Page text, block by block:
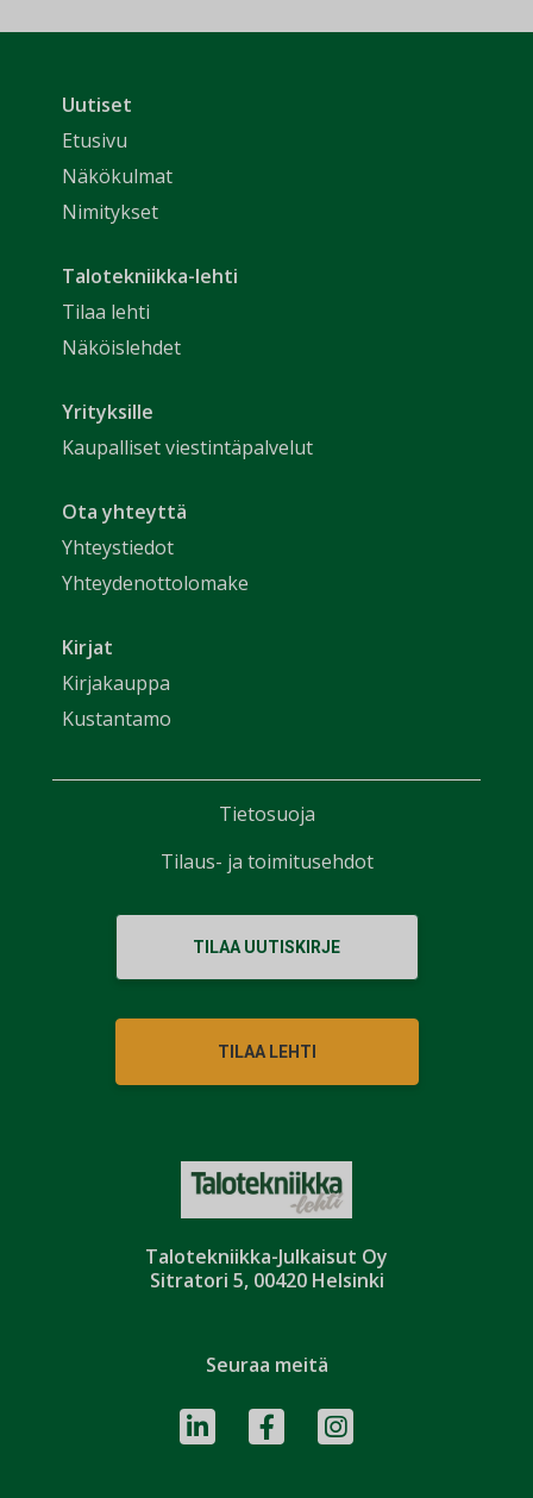
Talotekniikka-Julkaisut Oy
Sitratori 5, 00420 Helsinki
Uutiset
Etusivu
Näkökulmat
Nimitykset
Talotekniikka-lehti
Tilaa lehti
Näköislehdet
Yrityksille
Kaupalliset viestintäpalvelut
Ota yhteyttä
Yhteystiedot
Yhteydenottolomake
Kirjat
Kirjakauppa
Kustantamo
TILAA UUTISKIRJE
TILAA LEHTI
Seuraa meitä
Tietosuoja
Tilaus- ja toimitusehdot